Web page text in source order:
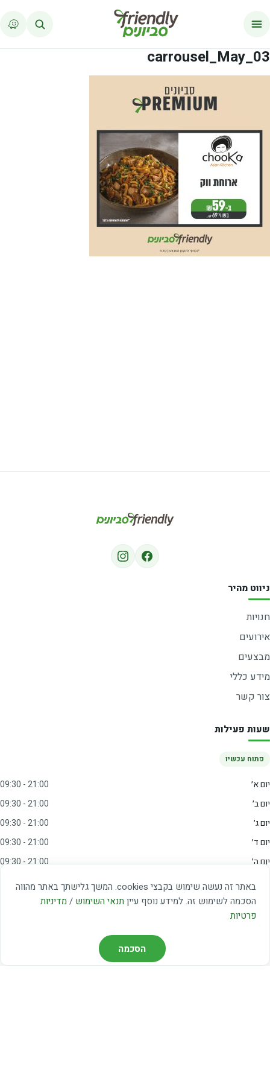
באתר זה נעשה שימוש בקבצי cookies. המשך גלישתך באתר מהווה
הסכמה לשימוש זה. למידע נוסף עיין תנאי השימוש / מדיניות
פרטיות
הסכמה
carrousel_May_03
ניווט מהיר
חנויות
אירועים
מבצעים
מידע כללי
צור קשר
שעות פעילות
פתוח עכשיו
יום א׳
09:30 - 21:00
יום ב׳
09:30 - 21:00
יום ג׳
09:30 - 21:00
יום ד׳
09:30 - 21:00
יום ה׳
09:30 - 21:00
יום ו׳
09:00 - 15:00
שבת
20:00 - 23:00